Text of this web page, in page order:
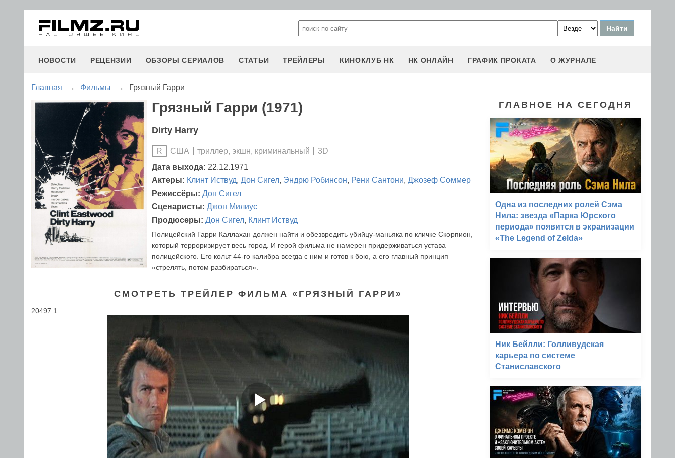
НОВОСТИ РЕЦЕНЗИИ ОБЗОРЫ СЕРИАЛОВ СТАТЬИ ТРЕЙЛЕРЫ КИНОКЛУБ НК НК ОНЛАЙН ГРАФИК ПРОКАТА О ЖУРНАЛЕ
Главная → Фильмы → Грязный Гарри
Грязный Гарри (1971)
Dirty Harry
R США триллер, экшн, криминальный
3D
Дата выхода: 22.12.1971
Актеры: Клинт Иствуд, Дон Сигел, Эндрю Робинсон, Рени Сантони, Джозеф Соммер
Режиссёры: Дон Сигел
Сценаристы: Джон Милиус
Продюсеры: Дон Сигел, Клинт Иствуд
Полицейский Гарри Каллахан должен найти и обезвредить убийцу-маньяка по кличке Скорпион,
который терроризирует весь город. И герой фильма не намерен придерживаться устава
полицейского. Его кольт 44-го калибра всегда с ним и готов к бою, а его главный принцип —
«стрелять, потом разбираться».
СМОТРЕТЬ ТРЕЙЛЕР ФИЛЬМА «ГРЯЗНЫЙ ГАРРИ»
20497 1
ГЛАВНОЕ НА СЕГОДНЯ
Одна из последних ролей Сэма
Нила: звезда «Парка Юрского
периода» появится в экранизации
«The Legend of Zelda»
Ник Бейлли: Голливудская
карьера по системе
Станиславского